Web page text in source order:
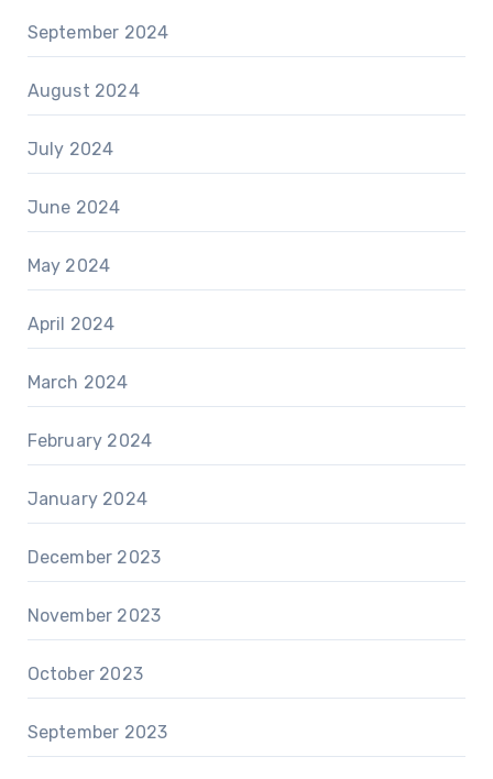
September 2024
August 2024
July 2024
June 2024
May 2024
April 2024
March 2024
February 2024
January 2024
December 2023
November 2023
October 2023
September 2023